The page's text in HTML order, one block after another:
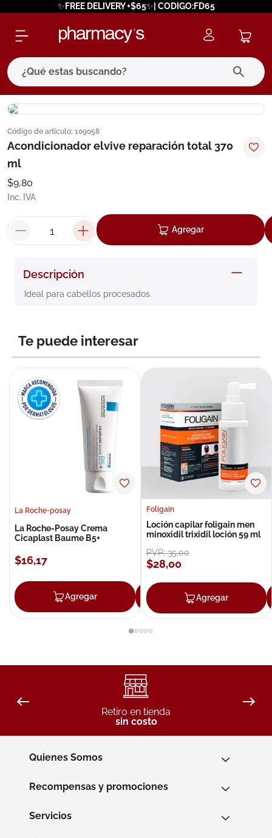
✨FREE DELIVERY +$65✨| CODIGO:FD65
¿Qué estas buscando?
Código de artículo: 109058
Acondicionador elvive reparación total 370
ml
$9,80
Inc. IVA
Agregar
Descripción
Ideal para cabellos procesados.
Te puede interesar
La Roche-posay
La Roche-Posay Crema
Cicaplast Baume B5+
$16,17
Agregar Agregar
Foligain
Loción capilar foligain men
minoxidil trixidil loción 59 ml
PVP:35,00
$28,00
Agregar
Retiro en tienda
sin costo
Quienes Somos
Recompensas y promociones
Servicios
términos más buscados
1. eucerin
4.
5. cerave
roche posay